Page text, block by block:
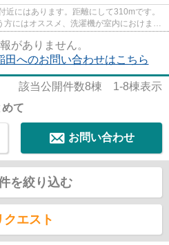
近にはあります。距離にして310mです。
にはオススメ、洗濯機が室内におけま
がありません。
田へのお問い合わせはこちら
該当公開件数8棟 1-8棟表示
て
お問い合わせ
を絞り込む
クエスト